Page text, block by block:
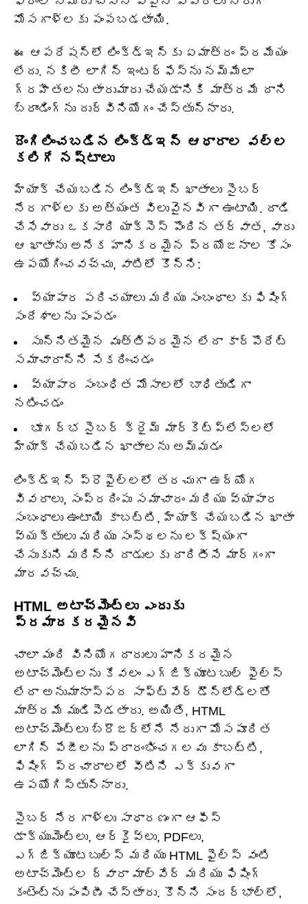
మోసగాళ్లకు పంపబడతాయి.
ఈ ఆపరేషన్‌లో లింక్డ్ఇన్‌కు ఏమాత్రం ప్రమేయం
లేదు. నకిలీ లాగిన్ ఇంటర్‌ఫేస్‌ను నమ్మేలా
గ్రహీతలను తారుమారు చేయడానికి మాత్రమే దాని
బ్రాండింగ్‌ను దుర్వినియోగం చేస్తున్నారు.
దొంగిలించబడిన లింక్డ్ఇన్ ఆధారాల వల్ల
కలిగే నష్టాలు
హ్యాక్ చేయబడిన లింక్డ్ఇన్ ఖాతాలు సైబర్
నేరగాళ్లకు అత్యంత విలువైనవిగా ఉంటాయి. దాడి
చేసేవారు ఒకసారి యాక్సెస్ పొందిన తర్వాత, వారు
ఆ ఖాతాను అనేక హానికరమైన ప్రయోజనాల కోసం
ఉపయోగించవచ్చు, వాటిలో కొన్ని:
వ్యాపార పరిచయాలు మరియు సంబంధాలకు ఫిషింగ్
సందేశాలను పంపడం
సున్నితమైన వృత్తిపరమైన లేదా కార్పొరేట్
సమాచారాన్ని సేకరించడం
వ్యాపార సంబంధిత మోసాలలో బాధితుడిగా
నటించడం
భూగర్భ సైబర్ క్రైమ్ మార్కెట్‌ప్లేస్‌లలో
హ్యాక్ చేయబడిన ఖాతాలను అమ్మడం
లింక్డ్ఇన్ ప్రొఫైల్‌లలో తరచుగా ఉద్యోగ
వివరాలు, సంప్రదింపు సమాచారం మరియు వ్యాపార
సంబంధాలు ఉంటాయి కాబట్టి, హ్యాక్ చేయబడిన ఖాతా
వ్యక్తులు మరియు సంస్థలను లక్ష్యంగా
చేసుకుని మరిన్ని దాడులకు దారితీసే మార్గంగా
మారవచ్చు.
HTML అటాచ్‌మెంట్‌లు ఎందుకు
ప్రమాదకరమైనవి
చాలా మంది వినియోగదారులు హానికరమైన
అటాచ్‌మెంట్‌లను కేవలం ఎగ్జిక్యూటబుల్ ఫైల్స్
లేదా అనుమానాస్పద సాఫ్ట్‌వేర్ డౌన్‌లోడ్‌లతో
మాత్రమే ముడిపెడతారు. అయితే, HTML
అటాచ్‌మెంట్‌లు బ్రౌజర్‌లోనే నేరుగా మోసపూరిత
లాగిన్ పేజీలను ప్రారంభించగలవు కాబట్టి,
ఫిషింగ్ ప్రచారాలలో వీటిని ఎక్కువగా
ఉపయోగిస్తున్నారు.
సైబర్ నేరగాళ్లు సాధారణంగా ఆఫీస్
డాక్యుమెంట్లు, ఆర్కైవ్‌లు, PDFలు,
ఎగ్జిక్యూటబుల్స్ మరియు HTML ఫైల్స్ వంటి
అటాచ్‌మెంట్ల ద్వారా మాల్‌వేర్ మరియు ఫిషింగ్
కంటెంట్‌ను పంపిణీ చేస్తారు. కొన్ని సందర్భాల్లో,